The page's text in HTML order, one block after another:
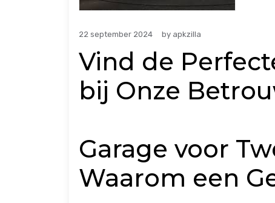
22 september 2024 by apkzilla
Vind de
bij Onze
Garage voor
Waarom een